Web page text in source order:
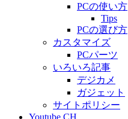
PCの使い方
Tips
PCの選び方
カスタマイズ
PCパーツ
いろいろ記事
デジカメ
ガジェット
サイトポリシー
Youtube CH